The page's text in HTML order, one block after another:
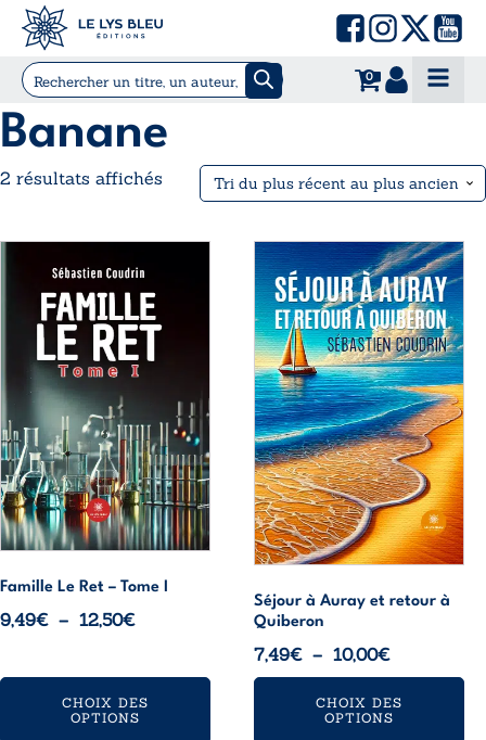
0
Banane
2 résultats affichés
Famille Le Ret – Tome I
9,49€ – 12,50€Plage
prix :
9,49€
à
CHOIX DES
OPTIONS
produit
plusieurs
variations.
Les
options
peuvent
être
choisies
sur
la
page
produit
Séjour à Auray et retour à
Quiberon
7,49€ – 10,00€Plage
de
prix :
CHOIX DES
OPTIONS
Ce
produit
a
plusieurs
variations.
Les
options
peuvent
être
choisies
sur
la
du
produit